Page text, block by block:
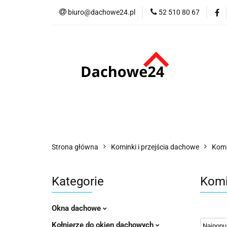
biuro@dachowe24.pl 52 510 80 67
Promocje Kontakt Bestsellery
Okna Rolety
Akcesoria
Strona główna Kominki i przejścia dachowe
Kategorie
Okna dachowe
Kołnierze do okien dachowych